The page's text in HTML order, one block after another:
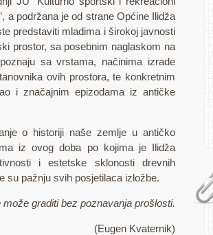
a podržana je od strane Općine Ilidža
predstaviti mladima i širokoj javnosti
prostor, sa posebnim naglaskom na
sa vrstama, načinima izrade
ovih prostora, te konkretnim
i značajnim epizodama iz antičke
o historiji naše zemlje u antičko
iz ovog doba po kojima je Ilidža
i estetske sklonosti drevnih
su pažnju svih posjetilaca izložbe.
graditi bez poznavanja prošlosti.
(Eugen Kvaternik)